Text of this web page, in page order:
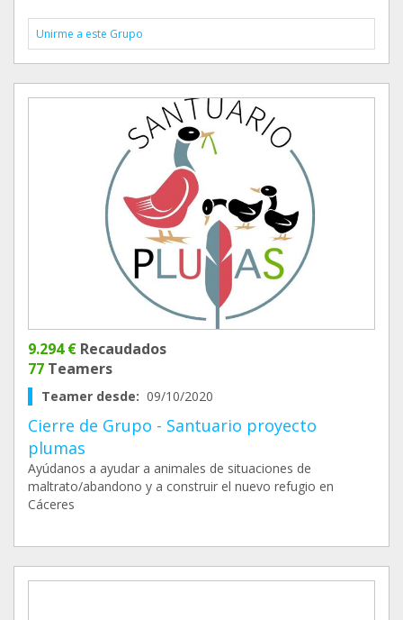
Unirme a este Grupo
9.294 € Recaudados
77 Teamers
Teamer desde: 09/10/2020
Cierre de Grupo - Santuario proyecto
plumas
Ayúdanos a ayudar a animales de situaciones de
maltrato/abandono y a construir el nuevo refugio en
Cáceres